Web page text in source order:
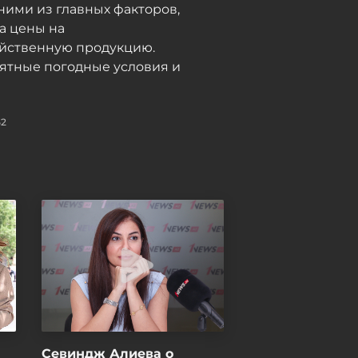
05 / 08 / 2026, 17:55
из главных факторов,
цены на
продукцию.
погодные условия и
Севиндж Алиева о